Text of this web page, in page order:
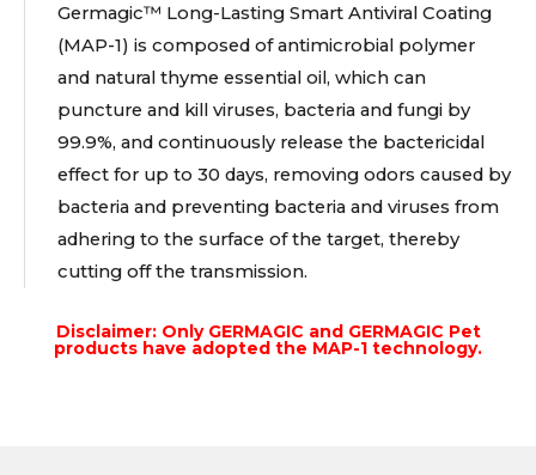
Germagic™ Long-Lasting Smart Antiviral Coating
(MAP-1) is composed of antimicrobial polymer
and natural thyme essential oil, which can
puncture and kill viruses, bacteria and fungi by
99.9%, and continuously release the bactericidal
effect for up to 30 days, removing odors caused by
bacteria and preventing bacteria and viruses from
adhering to the surface of the target, thereby
cutting off the transmission.
Disclaimer: Only GERMAGIC and GERMAGIC Pet
products have adopted the MAP-1 technology.